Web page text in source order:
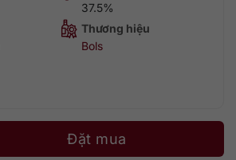
37.5%
Thương hiệu
Bols
Đặt mua